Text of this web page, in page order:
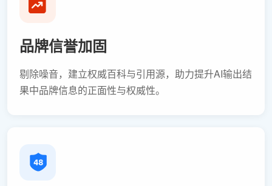
品牌信誉加固
剔除噪音，建立权威百科与引用源，助力提升AI输出结
果中品牌信息的正面性与权威性。